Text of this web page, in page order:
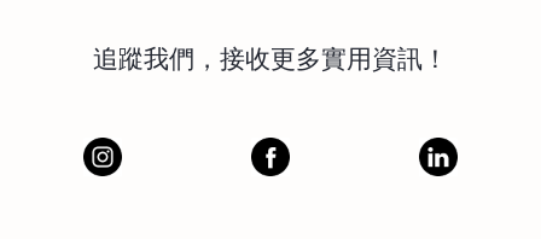
追蹤我們，接收更多實用資訊！